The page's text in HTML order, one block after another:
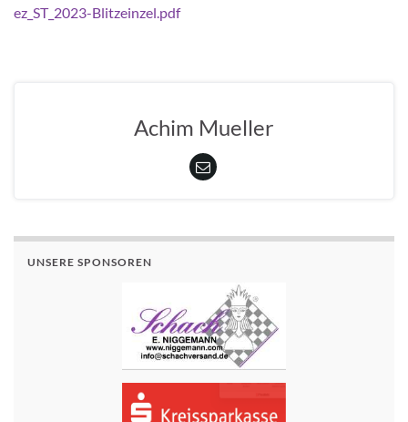
ez_ST_2023-Blitzeinzel.pdf
Achim Mueller
UNSERE SPONSOREN